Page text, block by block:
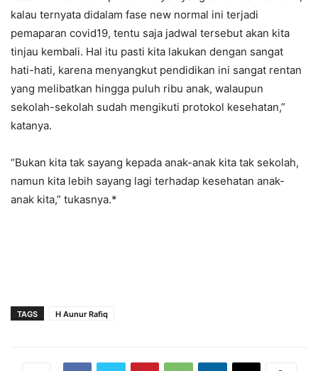
kalau ternyata didalam fase new normal ini terjadi
pemaparan covid19, tentu saja jadwal tersebut akan kita
tinjau kembali. Hal itu pasti kita lakukan dengan sangat
hati-hati, karena menyangkut pendidikan ini sangat rentan
yang melibatkan hingga puluh ribu anak, walaupun
sekolah-sekolah sudah mengikuti protokol kesehatan,”
katanya.
“Bukan kita tak sayang kepada anak-anak kita tak sekolah,
namun kita lebih sayang lagi terhadap kesehatan anak-
anak kita,” tukasnya.*
TAGS H Aunur Rafiq